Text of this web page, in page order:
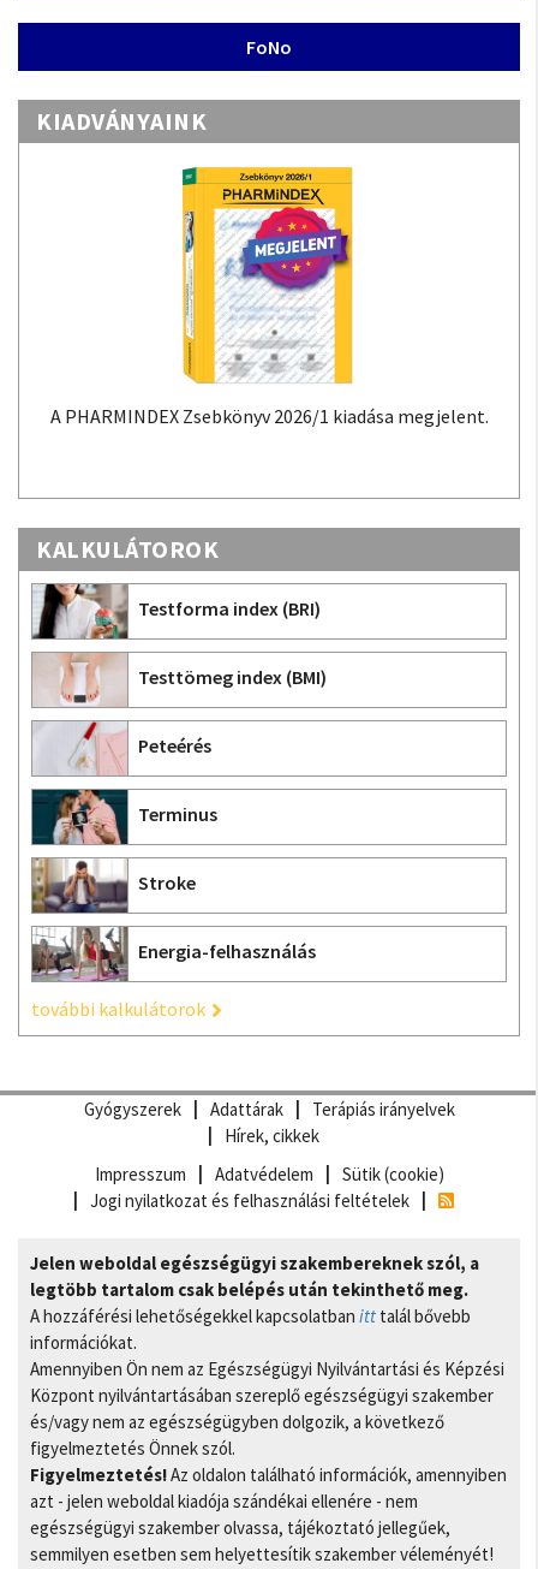
FoNo
KIADVÁNYAINK
A PHARMINDEX Zsebkönyv 2026/1 kiadása megjelent.
KALKULÁTOROK
Testforma index (BRI)
Testtömeg index (BMI)
Peteérés
Terminus
Stroke
Energia-felhasználás
további kalkulátorok
Gyógyszerek Adattárak
Terápiás irányelvek
Hírek, cikkek
Impresszum
Adatvédelem
Sütik (cookie)
Jogi nyilatkozat és felhasználási feltételek
Jelen weboldal egészségügyi szakembereknek szól, a
legtöbb tartalom csak belépés után tekinthető meg.
A hozzáférési lehetőségekkel kapcsolatban itt talál bővebb
információkat.
Amennyiben Ön nem az Egészségügyi Nyilvántartási és Képzési
Központ nyilvántartásában szereplő egészségügyi szakember
és/vagy nem az egészségügyben dolgozik, a következő
figyelmeztetés Önnek szól.
Figyelmeztetés!Az oldalon található információk, amennyiben
azt - jelen weboldal kiadója szándékai ellenére - nem
egészségügyi szakember olvassa, tájékoztató jellegűek,
semmilyen esetben sem helyettesítik szakember véleményét!